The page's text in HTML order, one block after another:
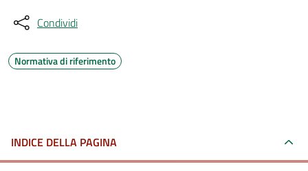
Condividi
Normativa di riferimento
INDICE DELLA PAGINA